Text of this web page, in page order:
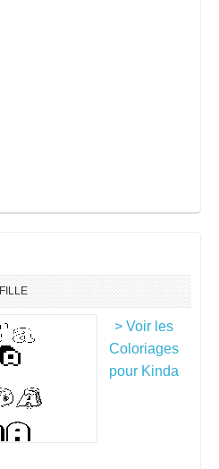
FILLE
> Voir les
Coloriages
pour Kinda